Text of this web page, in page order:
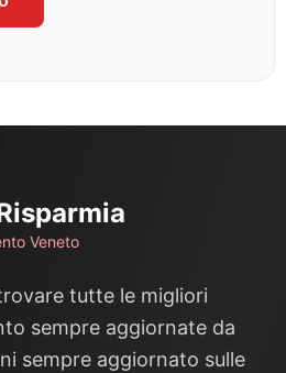
Veneto
tutte le migliori
sempre aggiornate da
sempre aggiornato sulle